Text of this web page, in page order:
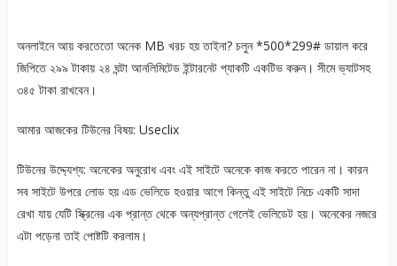
অনলাইনে আয় করতেতো অনেক MB খরচ হয় তাইনা? চলুন *500*299# ডায়াল করে
জিপিতে ২৯৯ টাকায় ২৪ ঘন্টা আনলিমিটেড ইন্টারনেট প্যাকটি একটিভ করুন। সীমে ভ্যাটসহ
৩৪৫ টাকা রাখবেন।
আমার আজকের টিউনের বিষয়: Useclix
টিউনের উদ্দ্যেশ্য: অনেকের অনুরোধ এবং এই সাইটে অনেকে কাজ করতে পারেন না। কারন
সব সাইটে উপরে লোড হয় এড ভেলিডে হওয়ার আগে কিন্তু এই সাইটে নিচে একটি সাদা
রেখা যায় যেটি স্ক্রিনের এক প্রান্ত থেকে অন্যপ্রান্ত গেলেই ভেলিডেট হয়। অনেকের নজরে
এটা পড়েনা তাই পোষ্টটি করলাম।